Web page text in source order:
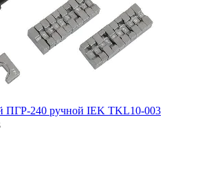
ПГР-240 ручной IEK TKL10-003